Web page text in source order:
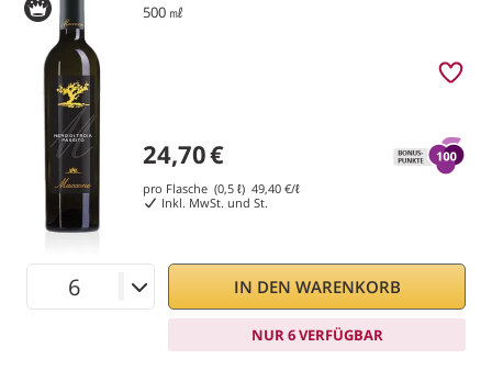
500 ㎖
24,70€
pro Flasche (0,5 ℓ) 49,40 €/ℓ
Inkl. MwSt. und St.
IN DEN WARENKORB
NUR 6 VERFÜGBAR